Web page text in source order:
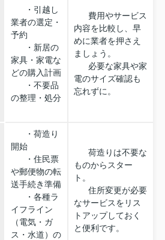
・引越し
業者の選定・
予約
・新居の
家具・家電な
どの購入計画
・不要品
の整理・処分
費用やサービス
内容を比較し、早
めに業者を押さえ
ましょう。
必要な家具や家
電のサイズ確認も
忘れずに。
・荷造り
開始
・住民票
や郵便物の転
送手続き準備
・各種ラ
イフライン
（電気・ガ
ス・水道）の
荷造りは不要な
ものからスター
ト。
住所変更が必要
なサービスをリス
トアップしておく
と便利です。